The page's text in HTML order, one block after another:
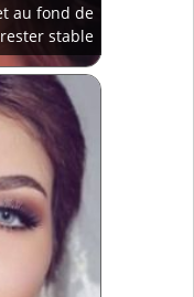
au fond de
stable